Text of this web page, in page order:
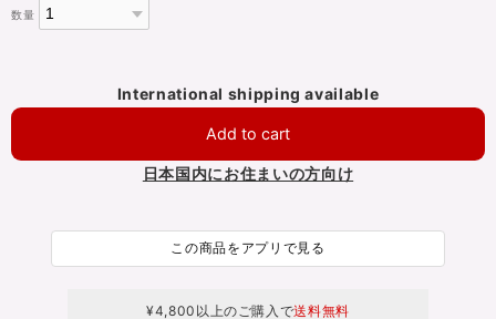
数量
International shipping available
Add to cart
日本国内にお住まいの方向け
この商品をアプリで見る
¥4,800以上のご購入で送料無料